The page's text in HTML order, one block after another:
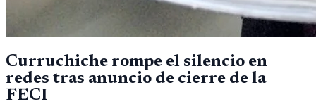
Curruchiche rompe el silencio en
redes tras anuncio de cierre de la
FECI